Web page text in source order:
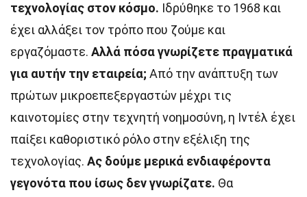
τεχνολογίας στον κόσμο. Ιδρύθηκε το 1968 και
έχει αλλάξει τον τρόπο που ζούμε και
εργαζόμαστε. Αλλά πόσα γνωρίζετε πραγματικά
για αυτήν την εταιρεία; Από την ανάπτυξη των
πρώτων μικροεπεξεργαστών μέχρι τις
καινοτομίες στην τεχνητή νοημοσύνη, η Ιντέλ έχει
παίξει καθοριστικό ρόλο στην εξέλιξη της
τεχνολογίας. Ας δούμε μερικά ενδιαφέροντα
γεγονότα που ίσως δεν γνωρίζατε. Θα